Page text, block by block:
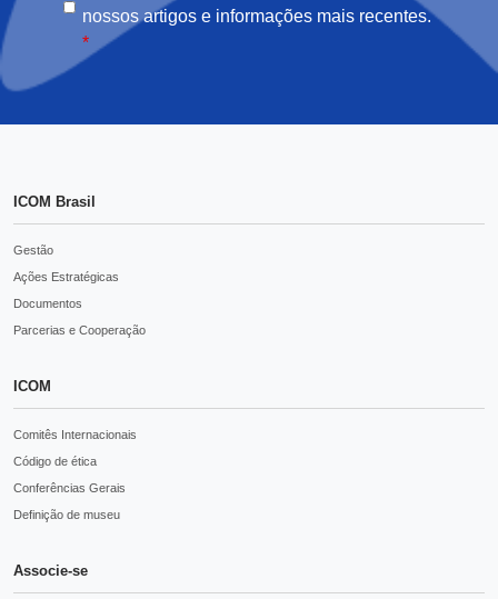
nossos artigos e informações mais recentes.
*
ICOM Brasil
Gestão
Ações Estratégicas
Documentos
Parcerias e Cooperação
ICOM
Comitês Internacionais
Código de ética
Conferências Gerais
Definição de museu
Associe-se